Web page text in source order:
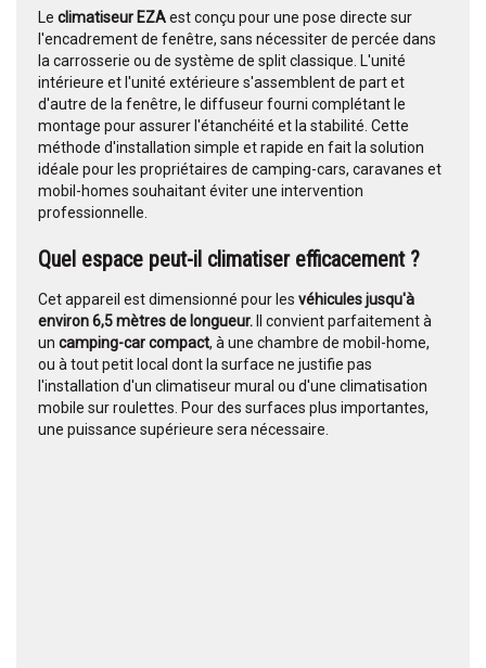
Le climatiseur EZAest conçu pour une pose directe sur
l'encadrement de fenêtre, sans nécessiter de percée dans
la carrosserie ou de système de split classique. L'unité
intérieure et l'unité extérieure s'assemblent de part et
d'autre de la fenêtre, le diffuseur fourni complétant le
montage pour assurer l'étanchéité et la stabilité. Cette
méthode d'installation simple et rapide en fait la solution
idéale pour les propriétaires de camping-cars, caravanes et
mobil-homes souhaitant éviter une intervention
professionnelle.
Quel espace peut-il climatiser efficacement ?
Cet appareil est dimensionné pour les véhicules jusqu'à
environ 6,5 mètres de longueur. Il convient parfaitement à
un camping-car compact, à une chambre de mobil-home,
ou à tout petit local dont la surface ne justifie pas
l'installation d'un climatiseur mural ou d'une climatisation
mobile sur roulettes. Pour des surfaces plus importantes,
une puissance supérieure sera nécessaire.